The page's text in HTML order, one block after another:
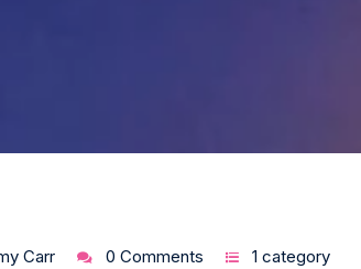
Carr 0 Comments 1 category